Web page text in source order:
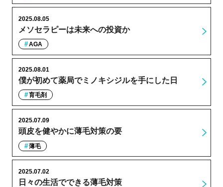
メソセラピーは未来への投資か
2025.08.05
AGA
僕が初めて薬局でミノキシジルを手にした日
2025.08.01
育毛剤
頭皮を健やかに薄毛対策の要
2025.07.09
薄毛
日々の生活でできる薄毛対策
2025.07.02